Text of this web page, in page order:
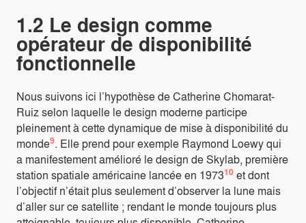
1.2 Le design comme
opérateur de disponibilité
fonctionnelle
Nous suivons ici l’hypothèse de Catherine Chomarat-
Ruiz selon laquelle le design moderne participe
pleinement à cette dynamique de mise à disponibilité du
monde9. Elle prend pour exemple Raymond Loewy qui
a manifestement amélioré le design de Skylab, première
station spatiale américaine lancée en 197310 et dont
l’objectif n’était plus seulement d’observer la lune mais
d’aller sur ce satellite ; rendant le monde toujours plus